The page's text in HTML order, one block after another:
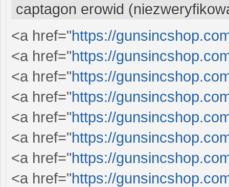
captagon erowid
<a href="https://
<a href="https://
<a href="https://
<a href="https://
<a href="https://
<a href="https://
<a href="https://
<a href="https://